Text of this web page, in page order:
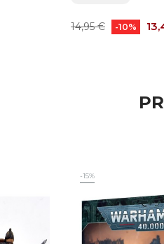
Precio
14,95 € -10%
-15%